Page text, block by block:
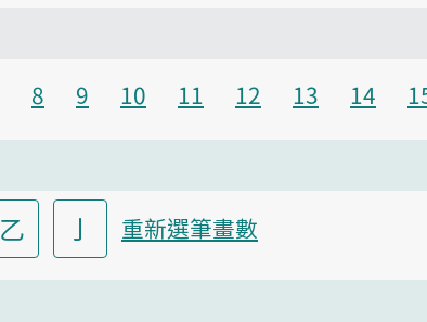
8 9 10 11 12 13 14
乙 亅 重新選筆畫數